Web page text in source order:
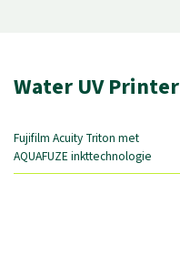
Water UV Printer
Fujifilm Acuity Triton met
AQUAFUZE inkttechnologie